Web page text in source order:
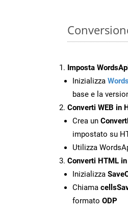
Imposta
Inizializza
base e la
Converti WEB in
Crea un
impostato su
Utilizza
Converti HTML
Inizializza
Chiama
formato ODP